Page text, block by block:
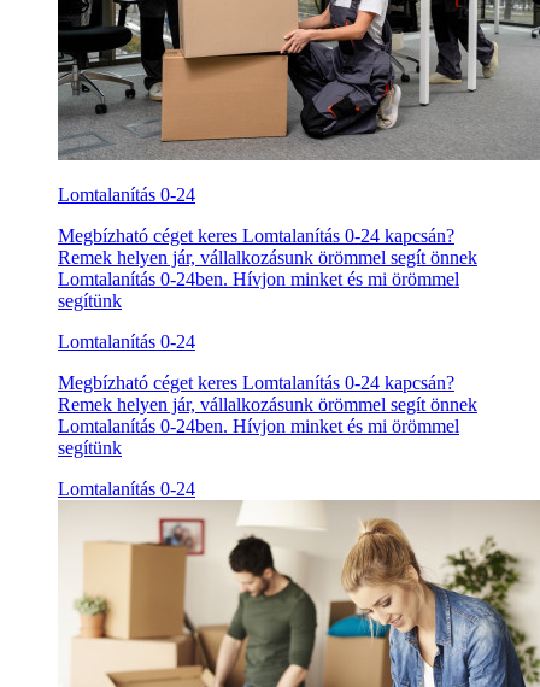
Lomtalanítás 0-24
Megbízható céget keres Lomtalanítás 0-24 kapcsán?
Remek helyen jár, vállalkozásunk örömmel segít önnek
Lomtalanítás 0-24ben. Hívjon minket és mi örömmel
segítünk
Lomtalanítás 0-24
Megbízható céget keres Lomtalanítás 0-24 kapcsán?
Remek helyen jár, vállalkozásunk örömmel segít önnek
Lomtalanítás 0-24ben. Hívjon minket és mi örömmel
segítünk
Lomtalanítás 0-24